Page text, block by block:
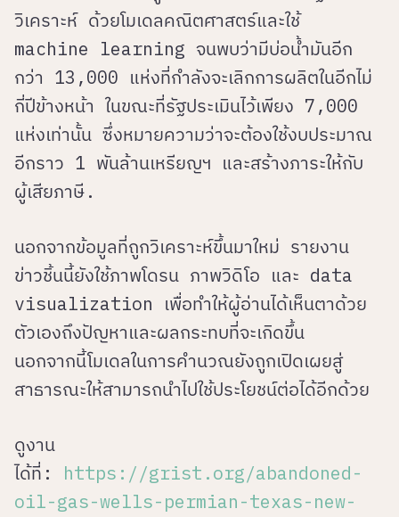
วิเคราะห์ ด้วยโมเดลคณิตศาสตร์และใช้
machine learning จนพบว่ามีบ่อน้ำมันอีก
กว่า 13,000 แห่งที่กำลังจะเลิกการผลิตในอีกไม่
กี่ปีข้างหน้า ในขณะที่รัฐประเมินไว้เพียง 7,000
แห่งเท่านั้น ซึ่งหมายความว่าจะต้องใช้งบประมาณ
อีกราว 1 พันล้านเหรียญฯ และสร้างภาระให้กับ
ผู้เสียภาษี.
นอกจากข้อมูลที่ถูกวิเคราะห์ขึ้นมาใหม่ รายงาน
ข่าวชิ้นนี้ยังใช้ภาพโดรน ภาพวิดิโอ และ data
visualization เพื่อทำให้ผู้อ่านได้เห็นตาด้วย
ตัวเองถึงปัญหาและผลกระทบที่จะเกิดขึ้น
นอกจากนี้โมเดลในการคำนวณยังถูกเปิดเผยสู่
สาธารณะให้สามารถนำไปใช้ประโยชน์ต่อได้อีกด้วย
ดูงาน
ได้ที่: https://grist.org/abandoned-
oil-gas-wells-permian-texas-new-